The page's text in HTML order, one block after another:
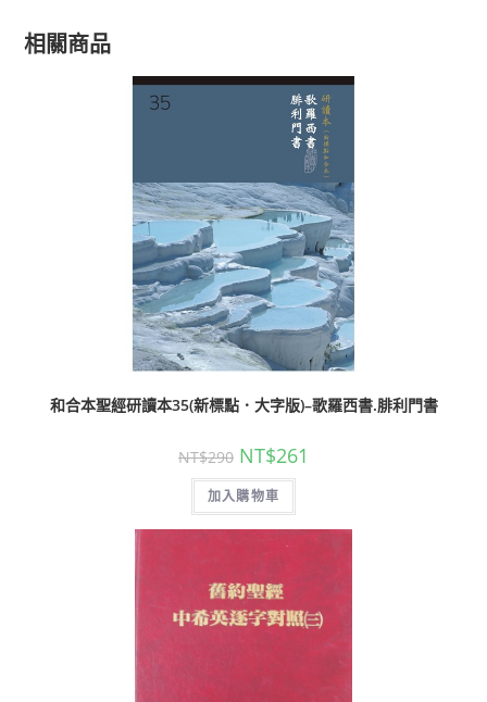
相關商品
和合本聖經研讀本35(新標點．大字版)–歌羅西書.腓利門書
NT$290 NT$261
加入購物車